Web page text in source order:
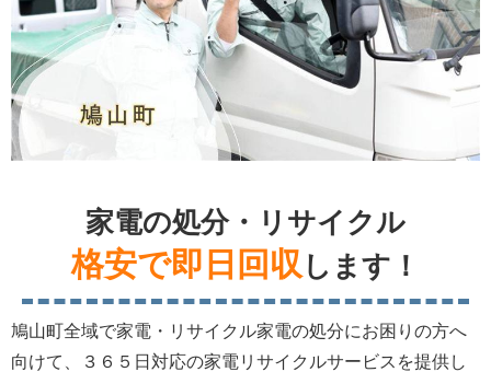
家電の処分・リサイクル
格安で即日回収します！
鳩山町全域で家電・リサイクル家電の処分にお困りの方へ
向けて、３６５日対応の家電リサイクルサービスを提供し